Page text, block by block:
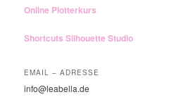
Online Plotterkurs
Shortcuts Silhouette Studio
EMAIL – ADRESSE
info@leabella.de